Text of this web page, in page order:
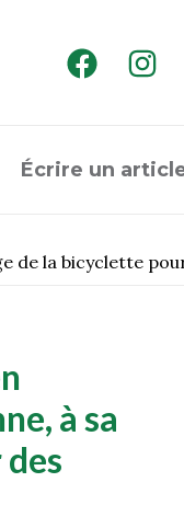
Écrire un
de la bicyclette
à sa